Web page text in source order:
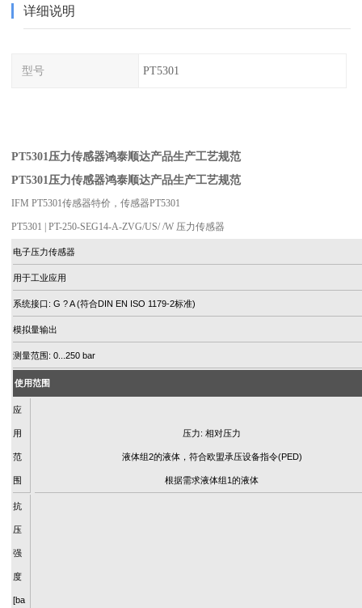
详细说明
型号 PT5301
PT5301压力传感器鸿泰顺达产品生产工艺规范
PT5301压力传感器鸿泰顺达产品生产工艺规范
IFM PT5301传感器特价，传感器PT5301
PT5301 | PT-250-SEG14-A-ZVG/US/ /W 压力传感器
电子压力传感器
用于工业应用
系统接口: G ? A (符合DIN EN ISO 1179-2标准)
模拟量输出
测量范围: 0...250 bar
使用范围
应
用
范
围
压力: 相对压力
液体组2的液体，符合欧盟承压设备指令(PED)
根据需求液体组1的液体
抗
压
强
度
[ba